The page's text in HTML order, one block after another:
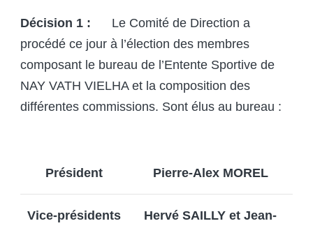
Décision 1 : Le Comité de Direction a
procédé ce jour à l’élection des membres
composant le bureau de l’Entente Sportive de
NAY VATH VIELHA et la composition des
différentes commissions. Sont élus au bureau :
Président Pierre-Alex MOREL
Vice-présidents
Hervé SAILLY et Jean-